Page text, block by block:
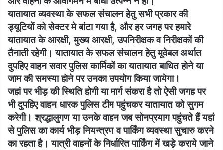
यातायात व्यवस्था के सफल संचालन हेतु सभी प्रकार की
ड्यूटियों को सेक्टर मे बांटा गया है, और हर जगह पर हमारे
यातायात के आरक्षी, मुख्य आरक्षी, उपनिरीक्षक व निरीक्षकों की
तैनाती रहेगी। यातायात के सफल संचालन हेतु मूवेबल अर्थात
दुपहिए वाहन सवार पुलिस कार्मिकों का यातायात बाधित होने या
जाम की समस्या होने पर उनका उपयोग किया जायेगा।
जहां पर भीड़ की स्थिति होगी या मार्ग संकरा है तो ऐसी जगह पर
भी दुपहिए वाहन धारक पुलिस टीम पहुंचकर यातायात को सुगम
करेगी। श्रद्धालुगण या उनके वाहन जब सोनप्रयाग पहुंचते हैं यहां
से पुलिस का कार्य भीड़ नियन्त्रण व पार्किंग व्यवस्था सुचारु करने
का रहता है। यात्री वाहनों के निर्धारित पार्किंग में खड़े कराये जाने